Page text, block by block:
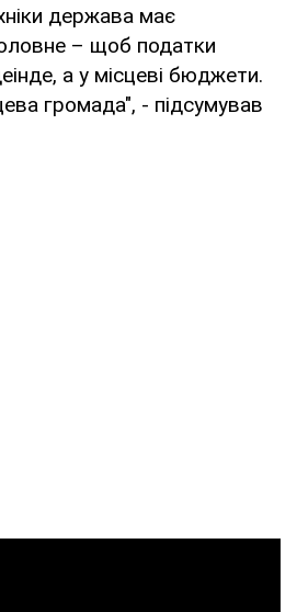
держава має
– щоб податки
а у місцеві бюджети.
громада", - підсумував